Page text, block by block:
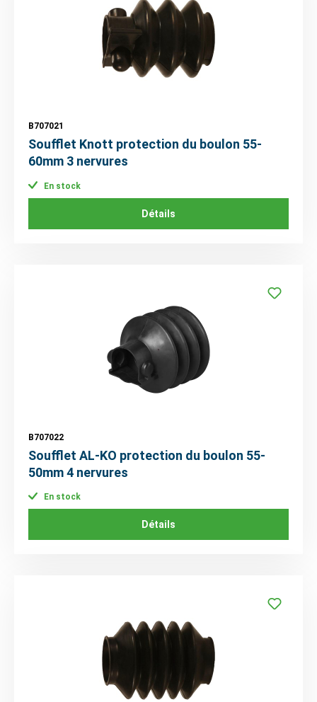
B707021
Soufflet Knott protection du boulon 55-
60mm 3 nervures
En stock
Détails
B707022
Soufflet AL-KO protection du boulon 55-
50mm 4 nervures
En stock
Détails